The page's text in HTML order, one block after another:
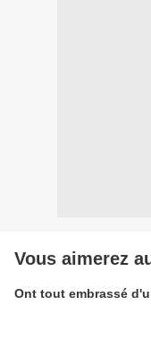
Vous aimerez
Ont tout embrassé